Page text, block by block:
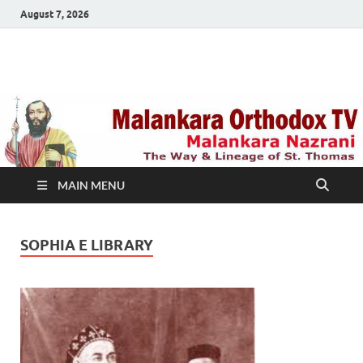
August 7, 2026
TV
MAIN MENU
SOPHIA E LIBRARY